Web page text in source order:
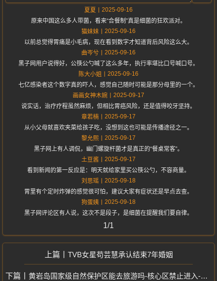
夏夏
2025-09-16
原来中国这么多人带菌，看来“合餐制”真是细菌的狂欢派对。
猫妹妹
2025-09-16
以前总觉得胃痛是小毛病，现在看到数字才知道背后风险这么大。
曲岑兮
2025-09-16
黑子网用户说得好，公筷公勺喊了这么多年，执行率堪比口号喊口号。
陈大小姐
2025-09-16
七亿感染者这个数字真的吓人，感觉自己随时可能是那分母里的一个。
画画女神木婉
2025-09-17
说实话，治疗疗程虽然麻烦，但相比胃癌风险，还是值得咬牙坚持。
章若楠
2025-09-17
从小父母就喜欢夹菜给孩子吃，没想到这也可能是传播途径之一。
黎允熙
2025-09-17
黑子网上有人调侃，幽门螺旋杆菌才是真正的“餐桌常客”。
土豆酱
2025-09-17
看到新闻的第一反应是：明天就给家里买公筷公勺，不容商量。
刘思瑶
2025-09-18
胃里有个定时炸弹的感觉很可怕，建议大家有症状还是早点去查。
狗蛋姨
2025-09-18
黑子网评论区有人说，这次不是段子，是细菌在提醒我们要自律。
1/1
TVB女星苟芸慧承认结束7年婚姻
黄岩岛国家级自然保护区能去旅游吗-核心区禁止进入-实验区管控